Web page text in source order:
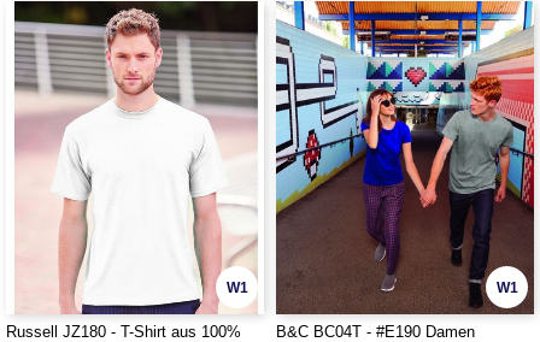
W1
Russell JZ180 - T-Shirt aus 100%
W1
B&C BC04T - #E190 Damen